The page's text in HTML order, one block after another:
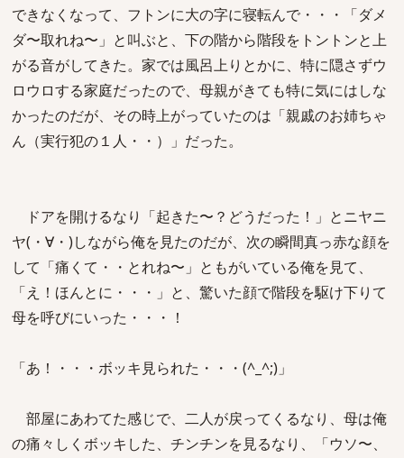
できなくなって、フトンに大の字に寝転んで・・・「ダメ
ダ〜取れね〜」と叫ぶと、下の階から階段をトントンと上
がる音がしてきた。家では風呂上りとかに、特に隠さずウ
ロウロする家庭だったので、母親がきても特に気にはしな
かったのだが、その時上がっていたのは「親戚のお姉ちゃ
ん（実行犯の１人・・）」だった。
ドアを開けるなり「起きた〜？どうだった！」とニヤニ
ヤ(・∀・)しながら俺を見たのだが、次の瞬間真っ赤な顔を
して「痛くて・・とれね〜」ともがいている俺を見て、
「え！ほんとに・・・」と、驚いた顔で階段を駆け下りて
母を呼びにいった・・・！
「あ！・・・ボッキ見られた・・・(^_^;)」
部屋にあわてた感じで、二人が戻ってくるなり、母は俺
の痛々しくボッキした、チンチンを見るなり、「ウソ〜、